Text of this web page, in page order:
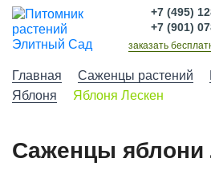
+7 (495)
+7 (901)
заказать
Главная Саженцы растений
Яблоня
Яблоня Лескен
Саженцы яблони